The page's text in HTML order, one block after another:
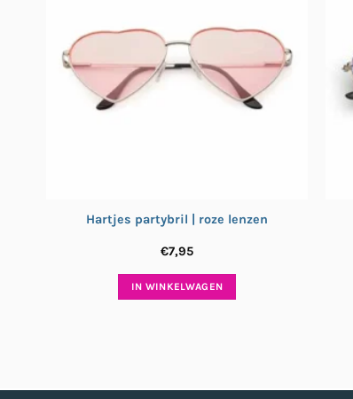
Hartjes partybril | roze lenzen
€7,95
IN WINKELWAGEN